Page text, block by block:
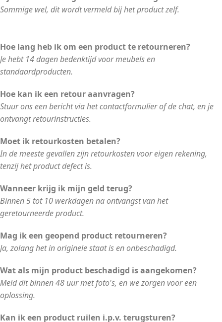
Sommige wel, dit wordt vermeld bij het product zelf.
Hoe lang heb ik om een product te retourneren?
Je hebt 14 dagen bedenktijd voor meubels en
standaardproducten.
Hoe kan ik een retour aanvragen?
Stuur ons een bericht via het contactformulier of de chat, en je
ontvangt retourinstructies.
Moet ik retourkosten betalen?
In de meeste gevallen zijn retourkosten voor eigen rekening,
tenzij het product defect is.
Wanneer krijg ik mijn geld terug?
Binnen 5 tot 10 werkdagen na ontvangst van het
geretourneerde product.
Mag ik een geopend product retourneren?
Ja, zolang het in originele staat is en onbeschadigd.
Wat als mijn product beschadigd is aangekomen?
Meld dit binnen 48 uur met foto's, en we zorgen voor een
oplossing.
Kan ik een product ruilen i.p.v. terugsturen?